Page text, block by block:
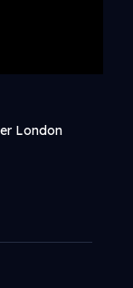
London